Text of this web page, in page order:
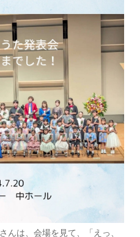
んは、会場を見て、「えっ、